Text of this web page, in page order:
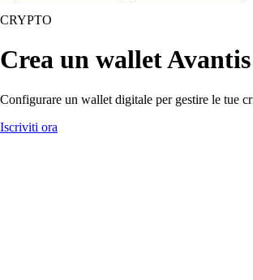
CRYPTO
Crea un wallet
Configurare un wallet digitale per gestire le tue
Iscriviti ora